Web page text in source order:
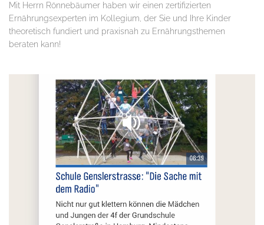
Mit Herrn Rönnebäumer haben wir einen zertifizierten
Ernährungsexperten im Kollegium, der Sie und Ihre Kinder
theoretisch fundiert und praxisnah zu Ernährungsthemen
beraten kann!